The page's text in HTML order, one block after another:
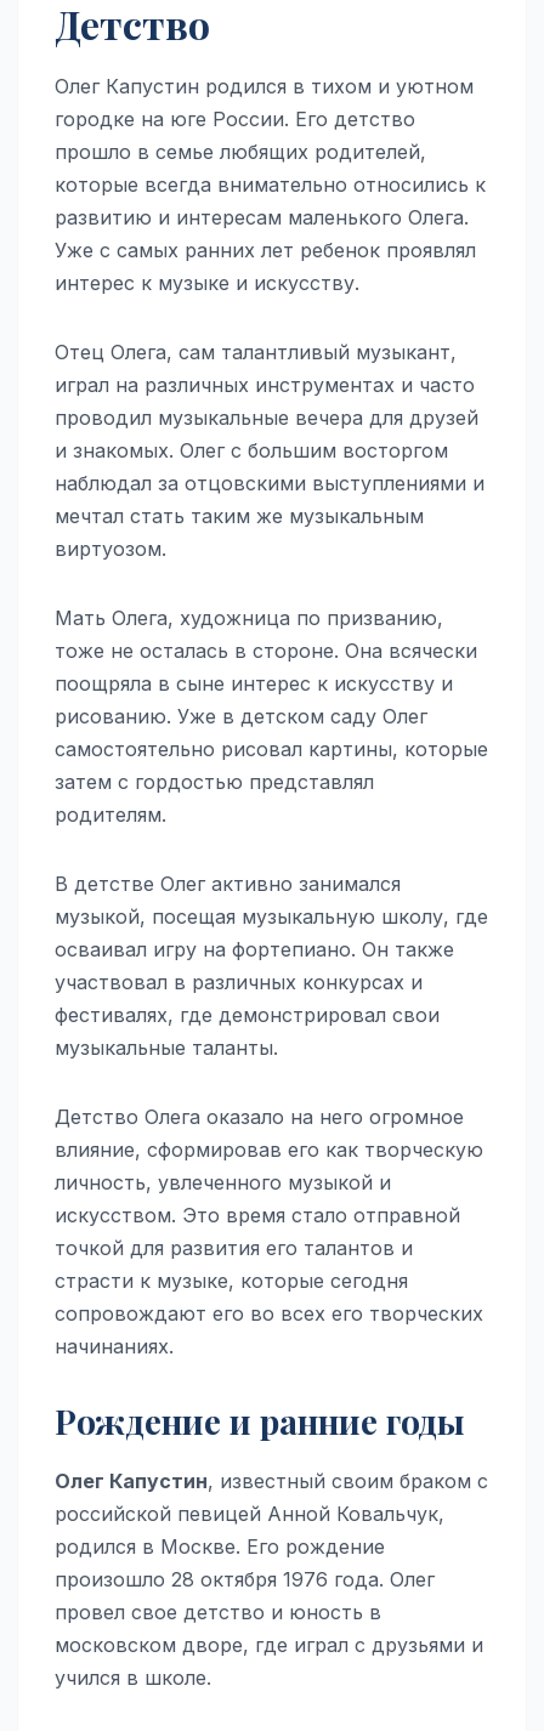
Детство
Олег Капустин родился в тихом и уютном
городке на юге России. Его детство
прошло в семье любящих родителей,
которые всегда внимательно относились к
развитию и интересам маленького Олега.
Уже с самых ранних лет ребенок проявлял
интерес к музыке и искусству.
Отец Олега, сам талантливый музыкант,
играл на различных инструментах и часто
проводил музыкальные вечера для друзей
и знакомых. Олег с большим восторгом
наблюдал за отцовскими выступлениями и
мечтал стать таким же музыкальным
виртуозом.
Мать Олега, художница по призванию,
тоже не осталась в стороне. Она всячески
поощряла в сыне интерес к искусству и
рисованию. Уже в детском саду Олег
самостоятельно рисовал картины, которые
затем с гордостью представлял
родителям.
В детстве Олег активно занимался
музыкой, посещая музыкальную школу, где
осваивал игру на фортепиано. Он также
участвовал в различных конкурсах и
фестивалях, где демонстрировал свои
музыкальные таланты.
Детство Олега оказало на него огромное
влияние, сформировав его как творческую
личность, увлеченного музыкой и
искусством. Это время стало отправной
точкой для развития его талантов и
страсти к музыке, которые сегодня
сопровождают его во всех его творческих
начинаниях.
Рождение и ранние годы
Олег Капустин, известный своим браком с
российской певицей Анной Ковальчук,
родился в Москве. Его рождение
произошло 28 октября 1976 года. Олег
провел свое детство и юность в
московском дворе, где играл с друзьями и
учился в школе.